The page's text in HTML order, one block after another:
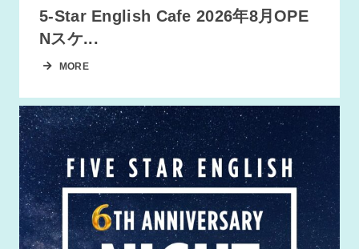
5-Star English Cafe 2026年8月OPE
Nスケ...
MORE